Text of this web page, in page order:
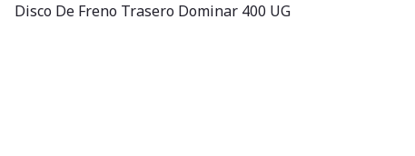
Disco De Freno Trasero Dominar 400 UG